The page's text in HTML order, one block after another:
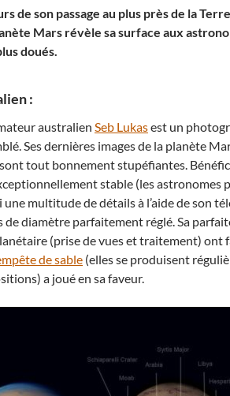
de son passage au plus près de la
Mars révèle sa surface aux
doués.
:
australien Seb Lukasest un
Ses dernières images de la planète
tout bonnement stupéfiantes.
stable (les astronomes
une multitude de détails à l’aide de son
de diamètre parfaitement réglé. Sa
(prise de vues et traitement) ont
de sable (elles se produisent
a joué en sa faveur.